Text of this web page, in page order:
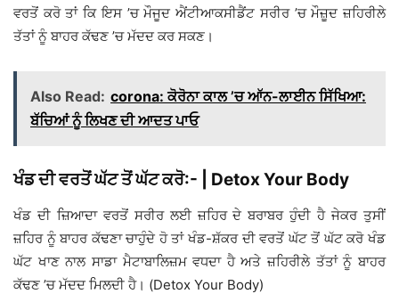
ਵਰਤੋਂ ਕਰੋ ਤਾਂ ਕਿ ਇਸ ’ਚ ਮੌਜੂਦ ਐਂਟੀਆਕਸੀਡੈਂਟ ਸਰੀਰ ’ਚ ਮੌਜ਼ੂਦ ਜ਼ਹਿਰੀਲੇ
ਤੱਤਾਂ ਨੂੰ ਬਾਹਰ ਕੱਢਣ ’ਚ ਮੱਦਦ ਕਰ ਸਕਣ।
Also Read: corona: ਕੋਰੋਨਾ ਕਾਲ ’ਚ ਆੱਨ-ਲਾਈਨ ਸਿੱਖਿਆ:
ਬੱਚਿਆਂ ਨੂੰ ਲਿਖਣ ਦੀ ਆਦਤ ਪਾਓ
ਖੰਡ ਦੀ ਵਰਤੋਂ ਘੱਟ ਤੋਂ ਘੱਟ ਕਰੋ:- | Detox Your Body
ਖੰਡ ਦੀ ਜ਼ਿਆਦਾ ਵਰਤੋਂ ਸਰੀਰ ਲਈ ਜ਼ਹਿਰ ਦੇ ਬਰਾਬਰ ਹੁੰਦੀ ਹੈ ਜੇਕਰ ਤੁਸੀਂ
ਜ਼ਹਿਰ ਨੂੰ ਬਾਹਰ ਕੱਢਣਾ ਚਾਹੁੰਦੇ ਹੋ ਤਾਂ ਖੰਡ-ਸ਼ੱਕਰ ਦੀ ਵਰਤੋਂ ਘੱਟ ਤੋਂ ਘੱਟ ਕਰੋ ਖੰਡ
ਘੱਟ ਖਾਣ ਨਾਲ ਸਾਡਾ ਮੈਟਾਬਾਲਿਜ਼ਮ ਵਧਦਾ ਹੈ ਅਤੇ ਜ਼ਹਿਰੀਲੇ ਤੱਤਾਂ ਨੂੰ ਬਾਹਰ
ਕੱਢਣ ’ਚ ਮੱਦਦ ਮਿਲਦੀ ਹੈ। (Detox Your Body)